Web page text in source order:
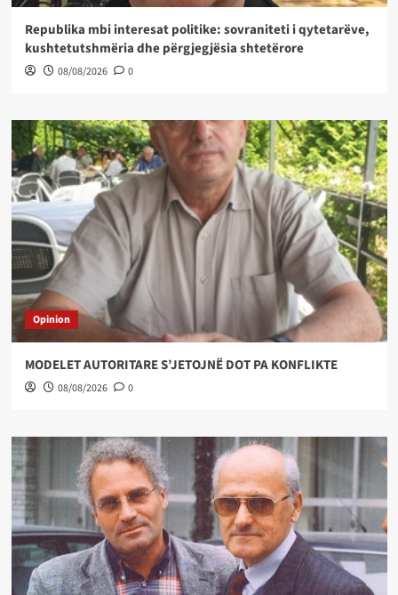
Republika mbi interesat politike: sovraniteti i qytetarëve,
kushtetutshmëria dhe përgjegjësia shtetërore
08/08/2026 0
Opinion
MODELET AUTORITARE S’JETOJNË DOT PA KONFLIKTE
08/08/2026 0